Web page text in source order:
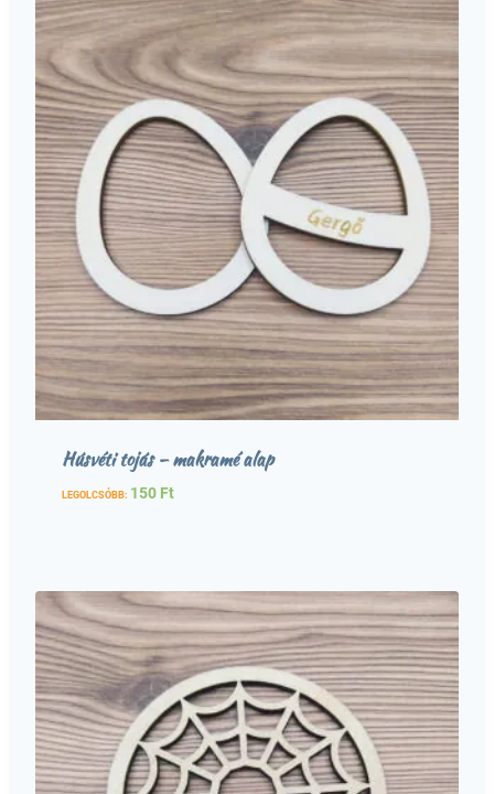
Húsvéti tojás – makramé alap
LEGOLCSÓBB: 150 Ft